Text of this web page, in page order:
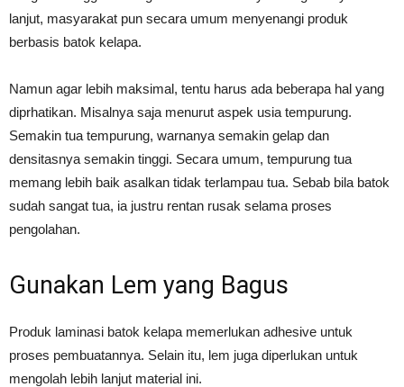
lanjut, masyarakat pun secara umum menyenangi produk
berbasis batok kelapa.
Namun agar lebih maksimal, tentu harus ada beberapa hal yang
diprhatikan. Misalnya saja menurut aspek usia tempurung.
Semakin tua tempurung, warnanya semakin gelap dan
densitasnya semakin tinggi. Secara umum, tempurung tua
memang lebih baik asalkan tidak terlampau tua. Sebab bila batok
sudah sangat tua, ia justru rentan rusak selama proses
pengolahan.
Gunakan Lem yang Bagus
Produk laminasi batok kelapa memerlukan adhesive untuk
proses pembuatannya. Selain itu, lem juga diperlukan untuk
mengolah lebih lanjut material ini.